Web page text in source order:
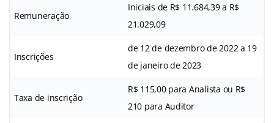
Remuneração
Iniciais de R$ 11.684,39 a R$
21.029,09
Inscrições
de 12 de dezembro de 2022 a 19
de janeiro de 2023
Taxa de inscrição
R$ 115,00 para Analista ou R$
210 para Auditor